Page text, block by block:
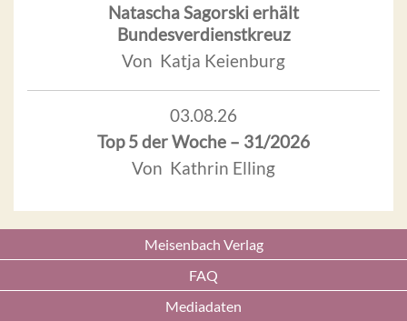
Natascha Sagorski erhält
Bundesverdienstkreuz
Von Katja Keienburg
03.08.26
Top 5 der Woche – 31/2026
Von Kathrin Elling
Meisenbach Verlag
FAQ
Mediadaten